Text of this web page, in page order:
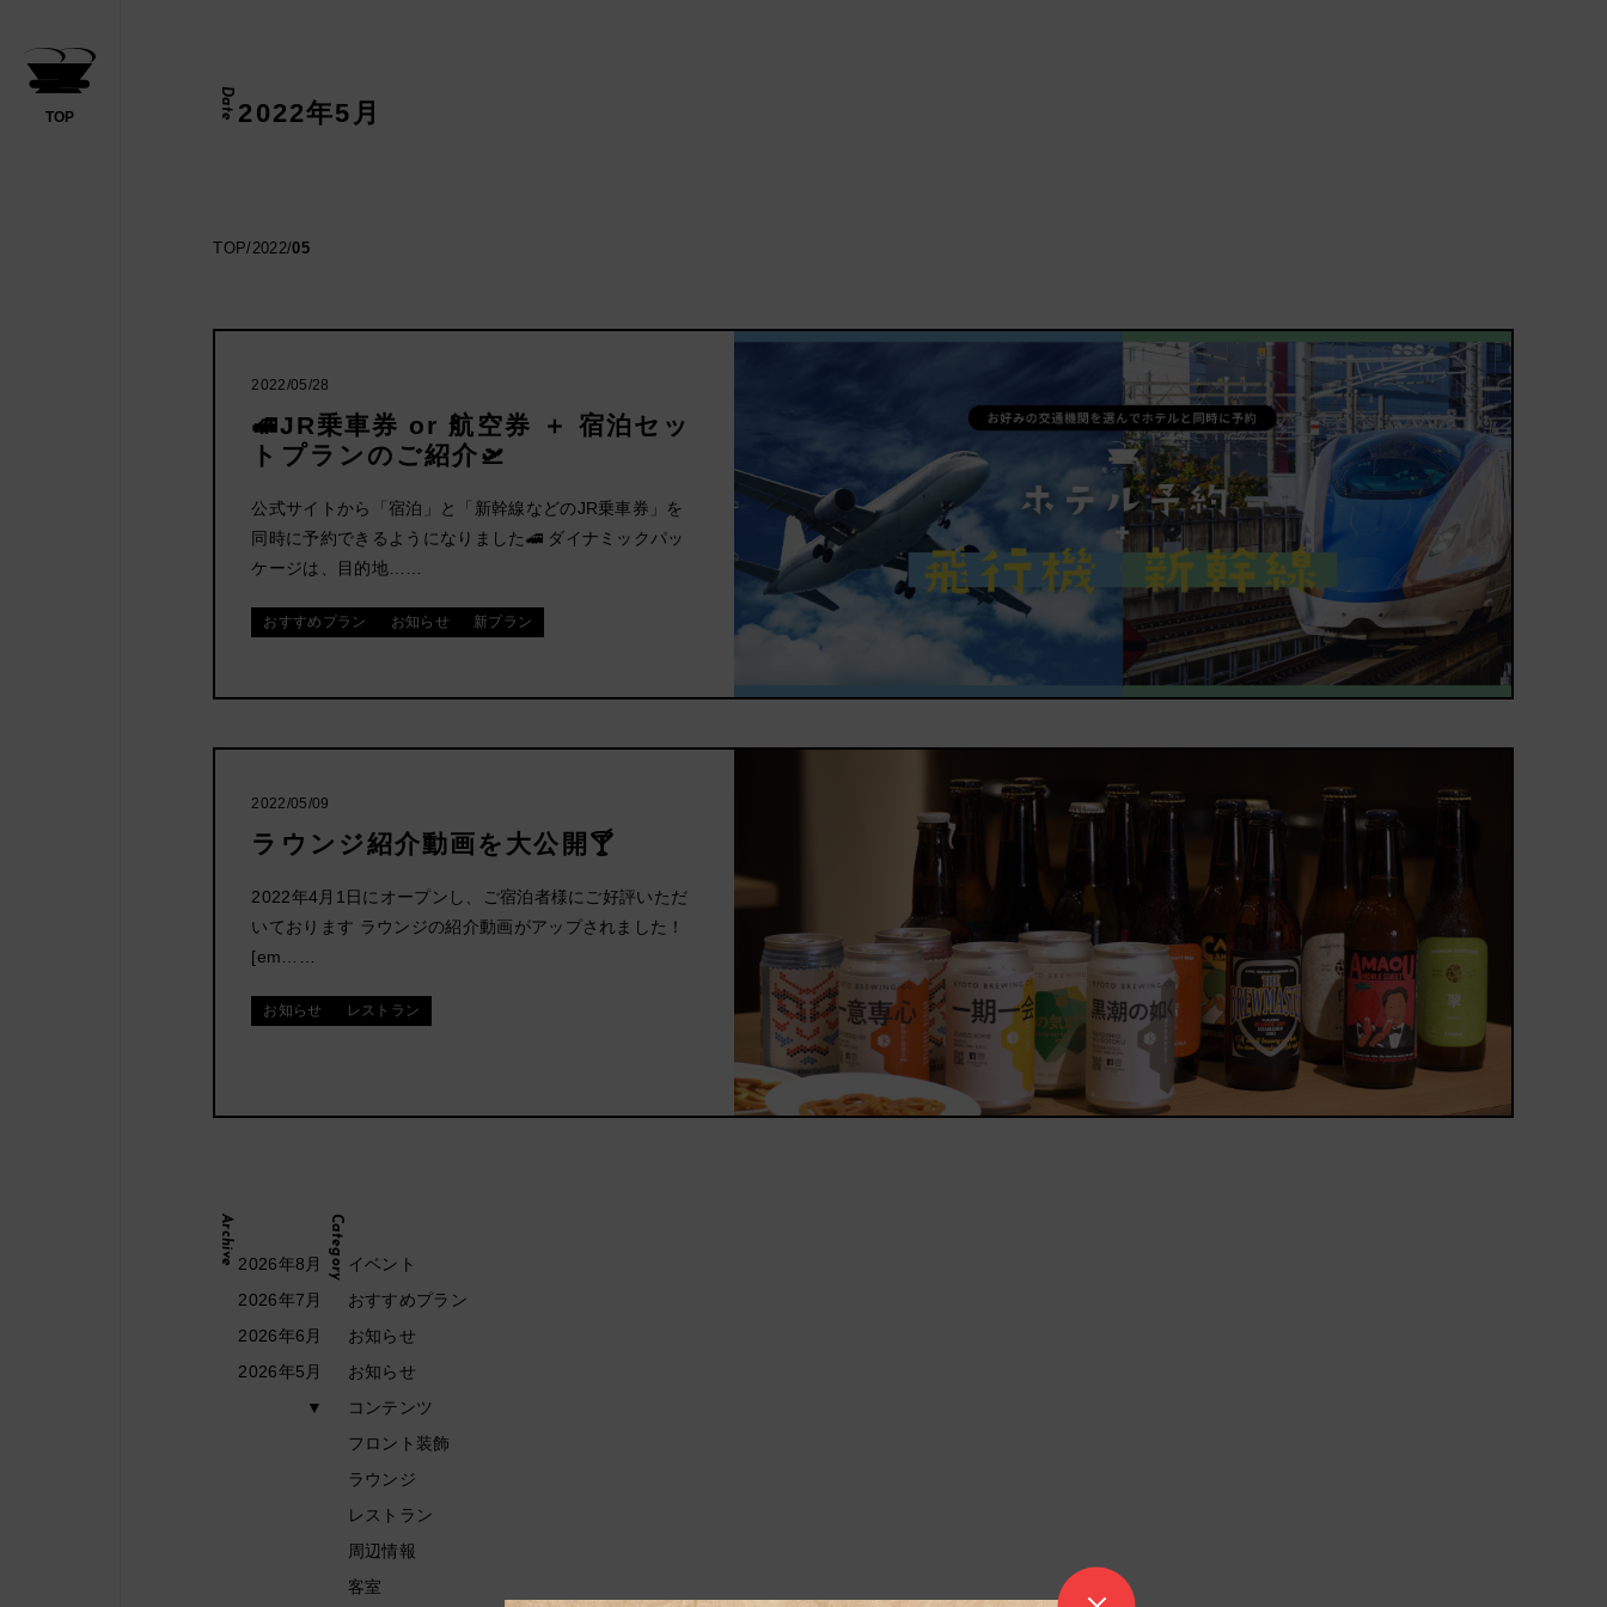
TOP Date2022年5月
TOP/2022/05
2022/05/28
🚅JR乗車券 or 航空券 ＋ 宿泊セッ
トプランのご紹介🛫
公式サイトから「宿泊」と「新幹線などのJR乗車券」を
同時に予約できるようになりました🚄 ダイナミックパッ
ケージは、目的地……
おすすめプラン お知らせ 新プラン
2022/05/09
ラウンジ紹介動画を大公開🍸
2022年4月1日にオープンし、ご宿泊者様にご好評いただ
いております ラウンジの紹介動画がアップされました！
[em……
お知らせ レストラン
Archive 2026年8月
2026年7月
2026年6月
2026年5月
▼
Category イベント
おすすめプラン
お知らせ
お知らせ
コンテンツ
フロント装飾
ラウンジ
レストラン
周辺情報
客室